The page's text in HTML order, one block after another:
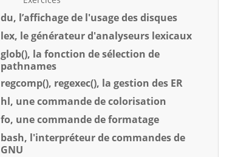
du, l’affichage de l'usage des disques
lex, le générateur d'analyseurs lexicaux
glob(), la fonction de sélection de
pathnames
regcomp(), regexec(), la gestion des ER
hl, une commande de colorisation
fo, une commande de formatage
bash, l'interpréteur de commandes de
GNU